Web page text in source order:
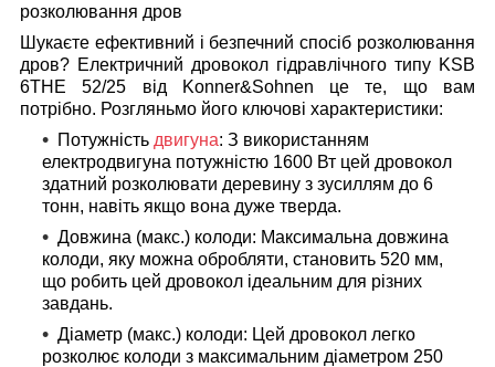
розколювання дров
Шукаєте ефективний і безпечний спосіб розколювання
дров? Електричний дровокол гідравлічного типу KSB
6THE 52/25 від Konner&Sohnen це те, що вам
потрібно. Розгляньмо його ключові характеристики:
Потужність двигуна: З використанням
електродвигуна потужністю 1600 Вт цей дровокол
здатний розколювати деревину з зусиллям до 6
тонн, навіть якщо вона дуже тверда.
Довжина (макс.) колоди: Максимальна довжина
колоди, яку можна обробляти, становить 520 мм,
що робить цей дровокол ідеальним для різних
завдань.
Діаметр (макс.) колоди: Цей дровокол легко
розколює колоди з максимальним діаметром 250